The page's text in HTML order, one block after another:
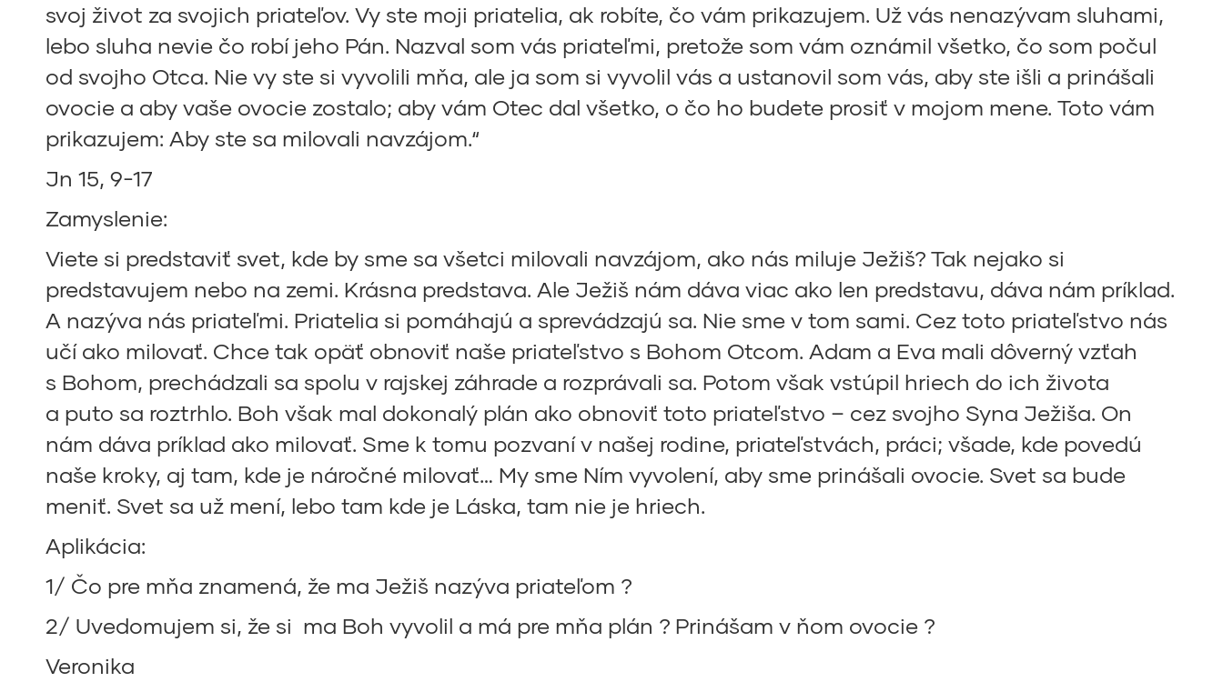
svoj život za svojich priateľov. Vy ste moji priatelia, ak robíte, čo vám prikazujem. Už vás nenazývam sluhami,
lebo sluha nevie čo robí jeho Pán. Nazval som vás priateľmi, pretože som vám oznámil všetko, čo som počul
od svojho Otca. Nie vy ste si vyvolili mňa, ale ja som si vyvolil vás a ustanovil som vás, aby ste išli a prinášali
ovocie a aby vaše ovocie zostalo; aby vám Otec dal všetko, o čo ho budete prosiť v mojom mene. Toto vám
prikazujem: Aby ste sa milovali navzájom.“
Jn 15, 9-17
Zamyslenie:
Viete si predstaviť svet, kde by sme sa všetci milovali navzájom, ako nás miluje Ježiš? Tak nejako si
predstavujem nebo na zemi. Krásna predstava. Ale Ježiš nám dáva viac ako len predstavu, dáva nám príklad.
A nazýva nás priateľmi. Priatelia si pomáhajú a sprevádzajú sa. Nie sme v tom sami. Cez toto priateľstvo nás
učí ako milovať. Chce tak opäť obnoviť naše priateľstvo s Bohom Otcom. Adam a Eva mali dôverný vzťah
s Bohom, prechádzali sa spolu v rajskej záhrade a rozprávali sa. Potom však vstúpil hriech do ich života
a puto sa roztrhlo. Boh však mal dokonalý plán ako obnoviť toto priateľstvo – cez svojho Syna Ježiša. On
nám dáva príklad ako milovať. Sme k tomu pozvaní v našej rodine, priateľstvách, práci; všade, kde povedú
naše kroky, aj tam, kde je náročné milovať… My sme Ním vyvolení, aby sme prinášali ovocie. Svet sa bude
meniť. Svet sa už mení, lebo tam kde je Láska, tam nie je hriech.
Aplikácia:
1/ Čo pre mňa znamená, že ma Ježiš nazýva priateľom ?
2/ Uvedomujem si, že si ma Boh vyvolil a má pre mňa plán ? Prinášam v ňom ovocie ?
Veronika